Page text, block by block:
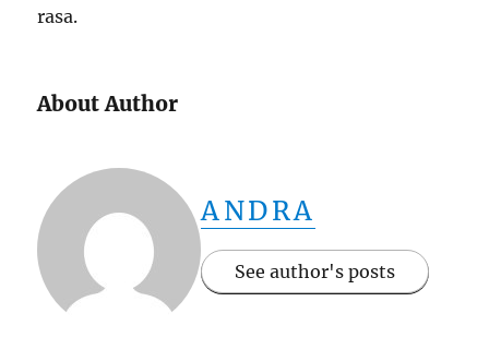
rasa.
About Author
ANDRA
See author's posts